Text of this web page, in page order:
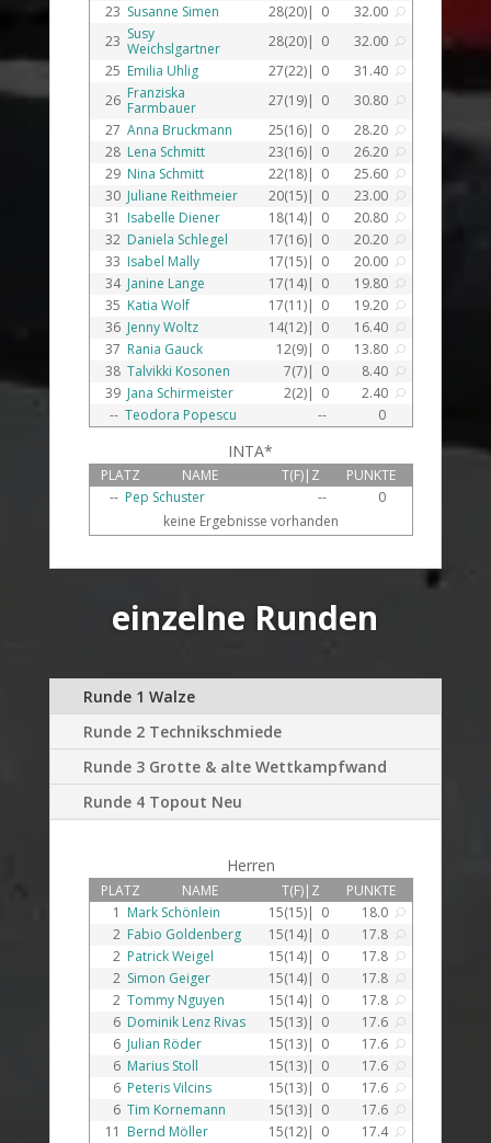
23 Susanne Simen 28(20)| 0 32.00 U
23 Susy
Weichslgartner
28(20)| 0 32.00 U
25 Emilia Uhlig 27(22)| 0 31.40 U
26 Franziska
Farmbauer
27(19)| 0 30.80 U
27 Anna Bruckmann 25(16)| 0 28.20 U
28 Lena Schmitt 23(16)| 0 26.20 U
29 Nina Schmitt 22(18)| 0 25.60 U
30 Juliane Reithmeier 20(15)| 0 23.00 U
31 Isabelle Diener 18(14)| 0 20.80 U
32 Daniela Schlegel 17(16)| 0 20.20 U
33 Isabel Mally 17(15)| 0 20.00 U
34 Janine Lange 17(14)| 0 19.80 U
35 Katia Wolf 17(11)| 0 19.20 U
36 Jenny Woltz 14(12)| 0 16.40 U
37 Rania Gauck 12(9)| 0 13.80 U
38 Talvikki Kosonen 7(7)| 0 8.40 U
39 Jana Schirmeister 2(2)| 0 2.40 U
-- Teodora Popescu -- 0
INTA*
PLATZ NAME T(F)|Z
PUNKTE
-- Pep Schuster --
0
keine Ergebnisse vorhanden
einzelne Runden
Runde 1 Walze
Runde 2 Technikschmiede
Runde 3 Grotte & alte Wettkampfwand
Runde 4 Topout Neu
Herren
PLATZ NAME T(F)|Z
PUNKTE
1 Mark Schönlein 15(15)| 0 18.0 U
2 Fabio Goldenberg 15(14)| 0 17.8 U
2 Patrick Weigel 15(14)| 0 17.8 U
2 Simon Geiger 15(14)| 0 17.8 U
2 Tommy Nguyen 15(14)| 0 17.8 U
6 Dominik Lenz Rivas 15(13)| 0 17.6 U
6 Julian Röder 15(13)| 0 17.6 U
6 Marius Stoll 15(13)| 0 17.6 U
6 Peteris Vilcins 15(13)| 0 17.6 U
6 Tim Kornemann 15(13)| 0 17.6 U
11 Bernd Möller 15(12)| 0 17.4 U